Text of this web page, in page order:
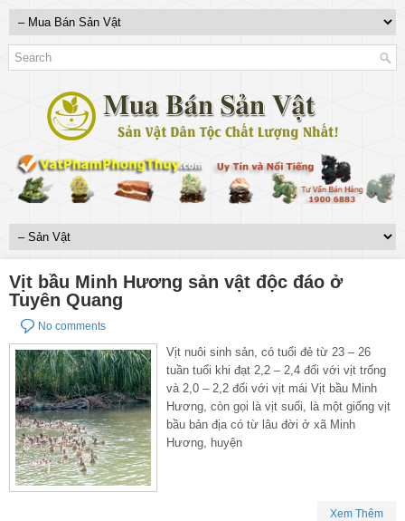
Vịt bầu Minh Hương sản vật độc đáo ở
Tuyên Quang
No comments
Vịt nuôi sinh sản, có tuổi đẻ từ 23 – 26
tuần tuổi khi đạt 2,2 – 2,4 đối với vịt trống
và 2,0 – 2,2 đối với vịt mái Vịt bầu Minh
Hương, còn gọi là vịt suối, là một giống vịt
bầu bản địa có từ lâu đời ở xã Minh
Hương, huyện
Xem Thêm